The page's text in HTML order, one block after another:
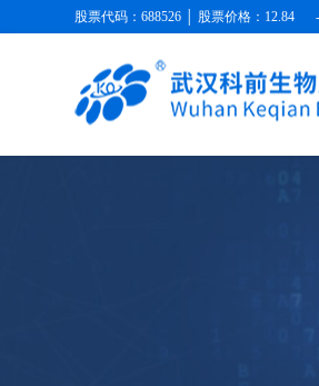
股票代码：688526 │ 股票价格： 12.84